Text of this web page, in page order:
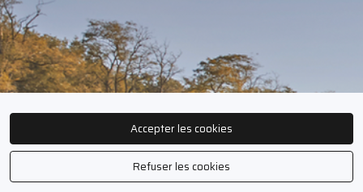
Accepter les cookies
Refuser les cookies